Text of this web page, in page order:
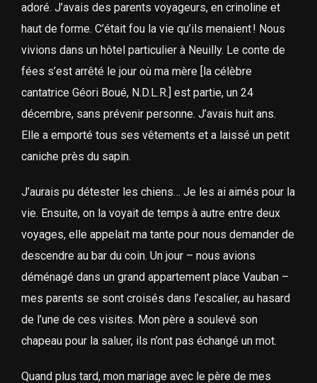
adoré. J’avais des parents voyageurs, en crinoline et
haut de forme. C’était fou la vie qu’ils menaient ! Nous
vivions dans un hôtel particulier à Neuilly. Le conte de
fées s’est arrêté le jour où ma mère [la célèbre
cantatrice Géori Boué, N.D.L.R.] est partie, un 24
décembre, sans prévenir personne. J’avais huit ans.
Elle a emporté tous ses vêtements et a laissé un petit
caniche près du sapin.
J’aurais pu détester les chiens… Je les ai aimés pour la
vie. Ensuite, on la voyait de temps à autre entre deux
voyages, elle appelait ma tante pour nous demander de
descendre au bar du coin. Un jour – nous avions
déménagé dans un grand appartement place Vauban –
mes parents se sont croisés dans l’escalier, au hasard
de l’une de ces visites. Mon père a soulevé son
chapeau pour la saluer, ils n’ont pas échangé un mot.
Quand plus tard, mon mariage avec le père de mes